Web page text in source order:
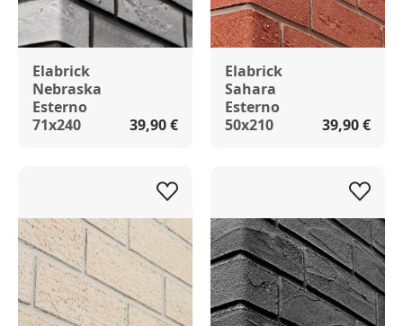
Elabrick
Nebraska
Esterno
71x240
39,90 €
Elabrick
Sahara
Esterno
50x210
39,90 €